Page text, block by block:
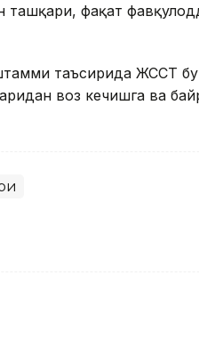
фақат
таъсирида ЖССТ
воз кечишга ва